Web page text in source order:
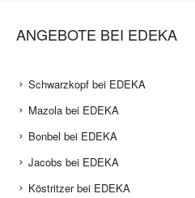
ANGEBOTE BEI EDEKA
Schwarzkopf bei EDEKA
Mazola bei EDEKA
Bonbel bei EDEKA
Jacobs bei EDEKA
Köstritzer bei EDEKA